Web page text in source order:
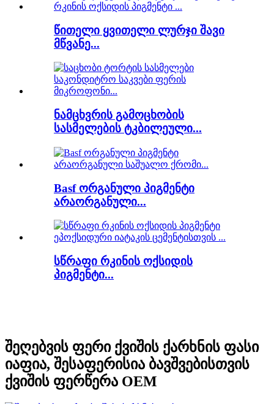
წითელი ყვითელი ლურჯი შავი
მწვანე...
ნამცხვრის გამოცხობის
სასმელების ტკბილეული...
Basf ორგანული პიგმენტი
არაორგანული...
სწრაფი რკინის ოქსიდის
პიგმენტი...
შეღებვის ფერი ქვიშის ქარხნის ფასი
იაფია, შესაფერისია ბავშვებისთვის
ქვიშის ფერწერა OEM